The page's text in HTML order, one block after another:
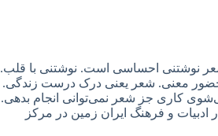
نوشتنی احساسی است. نوشتنی با قلب.
معنی. شعر یعنی درک درست زندگی.
کاری جز شعر نمی‌توانی انجام بدهی.
و فرهنگ ایران زمین در مرکز